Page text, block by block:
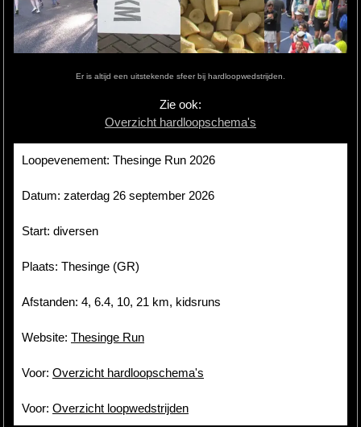
Hardlopen
Site
Er is altijd een uitstekende sfeer bij hardloopwedstrijden.
Zie ook:
Overzicht hardloopschema's
Loopevenement: Thesinge Run 2026
Datum: zaterdag 26 september 2026
Start: diversen
Plaats: Thesinge (GR)
Afstanden: 4, 6.4, 10, 21 km, kidsruns
Website: Thesinge Run
Voor: Overzicht hardloopschema's
Voor: Overzicht loopwedstrijden